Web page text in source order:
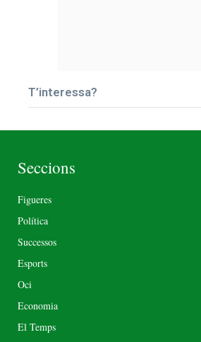
T’interessa?
Seccions
Figueres
Política
Successos
Esports
Oci
Economia
El Temps